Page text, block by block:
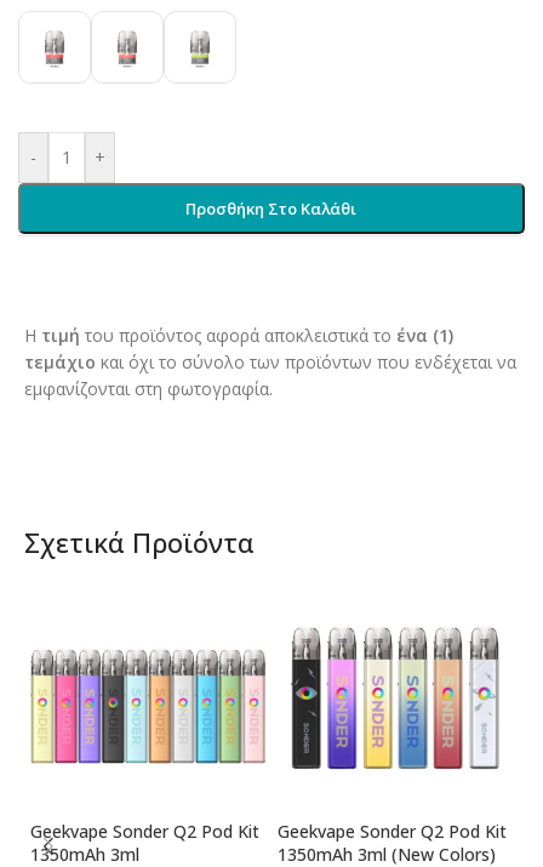
- +
Προσθήκη Στο Καλάθι
Η τιμή του προϊόντος αφορά αποκλειστικά το ένα (1)
τεμάχιο και όχι το σύνολο των προϊόντων που ενδέχεται να
εμφανίζονται στη φωτογραφία.
Σχετικά Προϊόντα
Geekvape Sonder Q2 Pod Kit
1350mAh 3ml
Geekvape Sonder Q2 Pod Kit
1350mAh 3ml (New Colors)